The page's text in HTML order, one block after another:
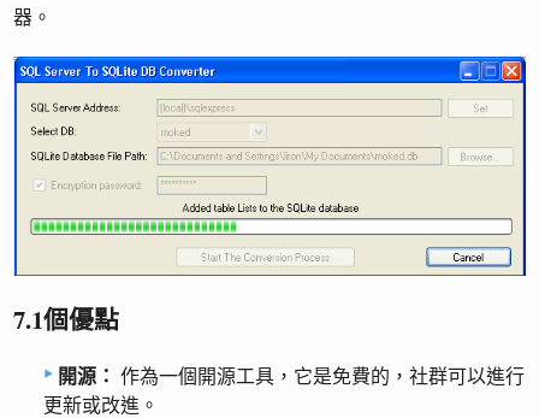
器。
7.1個優點
開源： 作為一個開源工具，它是免費的，社群可以進行
更新或改進。